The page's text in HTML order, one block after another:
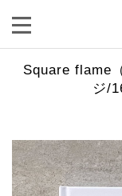
Square flame
ジ/